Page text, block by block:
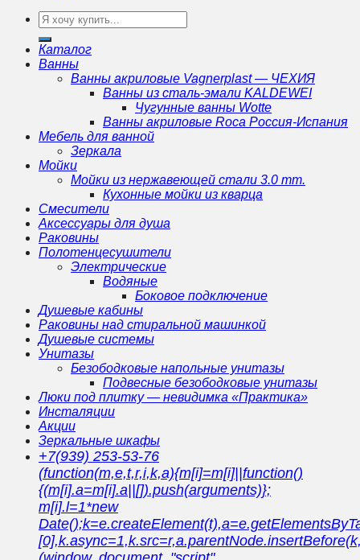
Искать:
Каталог
Ванны
Ванны акриловые Vagnerplast — ЧЕХИЯ
Ванны из сталь-эмали KALDEWEI
Чугунные ванны Wotte
Ванны акриловые Roca Россия-Испания
Мебель для ванной
Зеркала
Мойки
Мойки из нержавеющей стали 3.0 mm.
Кухонные мойки из кварца
Смесители
Аксессуары для душа
Раковины
Полотенцесушители
Электрические
Водяные
Боковое подключение
Душевые кабины
Раковины над стиральной машинкой
Душевые системы
Унитазы
Безободковые напольные унитазы
Подвесные безободковые унитазы
Люки под плитку — невидимка «Практика»
Инсталяции
Акции
Зеркальные шкафы
+7(939) 253-53-76
(function(m,e,t,r,i,k,a){m[i]=m[i]||function()
{(m[i].a=m[i].a||[]).push(arguments)};
m[i].l=1*new